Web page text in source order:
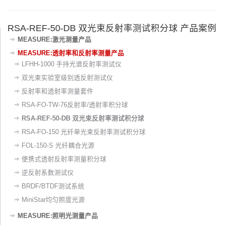
RSA-REF-50-DB 双光束反射率测试积分球 产品案例
MEASURE:激光测量产品
MEASURE:透射率和反射率测量产品
LFHH-1000 手持光谱反射率测试仪
双光束实验室级别透反射测试仪
反射率和透射率测量套件
RSA-FO-TW-76反射率/透射率积分球
RSA-REF-50-DB 双光束反射率测试积分球
RSA-FO-150 光纤单光束反射率测试积分球
FOL-150-S 光纤耦合光源
便携式透射反射率测量积分球
逆反射系数测试仪
BRDF/BTDF测试系统
MiniStar均匀照度光源
MEASURE:照明光测量产品